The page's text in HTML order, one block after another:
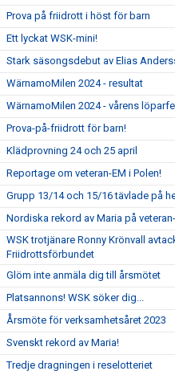
Prova på friidrott i höst för barn
Ett lyckat WSK-mini!
Stark säsongsdebut av Elias
WärnamoMilen 2024 - resultat
WärnamoMilen 2024 - vårens
Prova-på-friidrott för barn!
Klädprovning 24 och 25 april
Reportage om veteran-EM i Polen!
Grupp 13/14 och 15/16 tävlade på
Nordiska rekord av Maria på
WSK trotjänare Ronny Krönvall
Friidrottsförbundet
Glöm inte anmäla dig till årsmötet
Platsannons! WSK söker dig...
Årsmöte för verksamhetsåret 2023
Svenskt rekord av Maria!
Tredje dragningen i reselotteriet